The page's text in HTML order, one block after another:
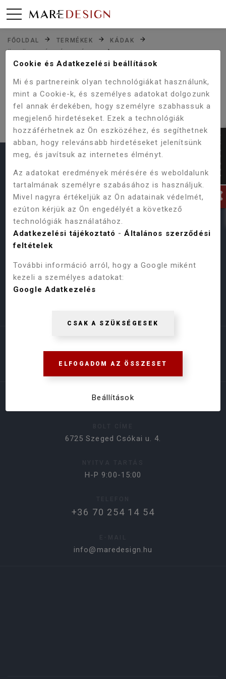
FŐOLDAL TERMÉKEK
KÁDAK
ÖNTÖTT MÁRVÁNY KÁDAK
SZABADON ÁLLÓ FÜRDŐKÁDAK
SAJNOS NINCS ILYEN TERMÉKÜNK,
VAGY MÁR KORÁBBAN MEGSZŰNT.
Termékeink Vásárlás menete
ÁSZF
Online Vitarendezési Platform
Adatvédelmi Szabályzat
Árukereső.hu
ELÉRHETŐSÉGEK
6725 Szeged Csókai u. 4.
H-P 9:00-15:00
+36 70 254 14 54
info@maredesign.hu
Cookie és Adatkezelési beállítások
Mi és partnereink olyan technológiákat használunk,
mint a Cookie-k, és személyes adatokat dolgozunk
fel annak érdekében, hogy személyre szabhassuk a
megjelenő hirdetéseket. Ezek a technológiák
hozzáférhetnek az Ön eszközéhez, és segíthetnek
abban, hogy relevánsabb hirdetéseket jelenítsünk
meg, és javítsuk az internetes élményt.
Az adatokat eredmények mérésére és weboldalunk
tartalmának személyre szabásához is használjuk.
Mivel nagyra értékeljük az Ön adatainak védelmét,
ezúton kérjük az Ön engedélyét a következő
technológiák használatához.
Adatkezelési tájékoztató -Általános szerződési
feltételek
További információ arról, hogy a Google miként
kezeli a személyes adatokat:
Google Adatkezelés
CSAK A SZÜKSÉGESEK
ELFOGADOM AZ ÖSSZESET
Beállítások